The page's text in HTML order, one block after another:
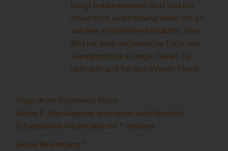
hängt neben meinem Bett und ich
freue mich jeden Abend wenn ich es
vor dem einschlafen betrachte. Dies
Bild hat eine unglaubliche Tiefe und
wunderschöne Energie. Danke für
dein sein und für dein Wirken Maria!
Füge deine Rezension hinzu
Deine E-Mail-Adresse wird nicht veröffentlicht.
Erforderliche Felder sind mit * markiert
Deine Bewertung *